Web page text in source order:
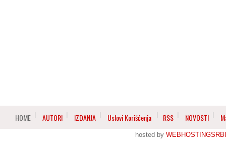
HOME AUTORI IZDANJA Uslovi Korišćenja RSS NOVOSTI
hosted by